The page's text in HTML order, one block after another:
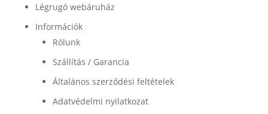
Légrugó webáruház
Információk
Rólunk
Szállítás / Garancia
Általános szerződési feltételek
Adatvédelmi nyilatkozat